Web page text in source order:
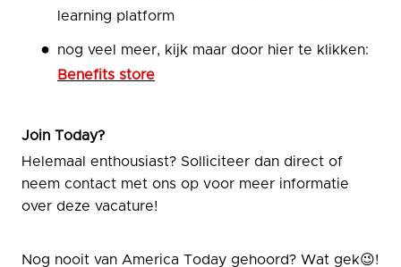
learning platform
nog veel meer, kijk maar door hier te klikken:
Benefits store
Join Today?
Helemaal enthousiast? Solliciteer dan direct of
neem contact met ons op voor meer informatie
over deze vacature!
Nog nooit van America Today gehoord? Wat gek😉!